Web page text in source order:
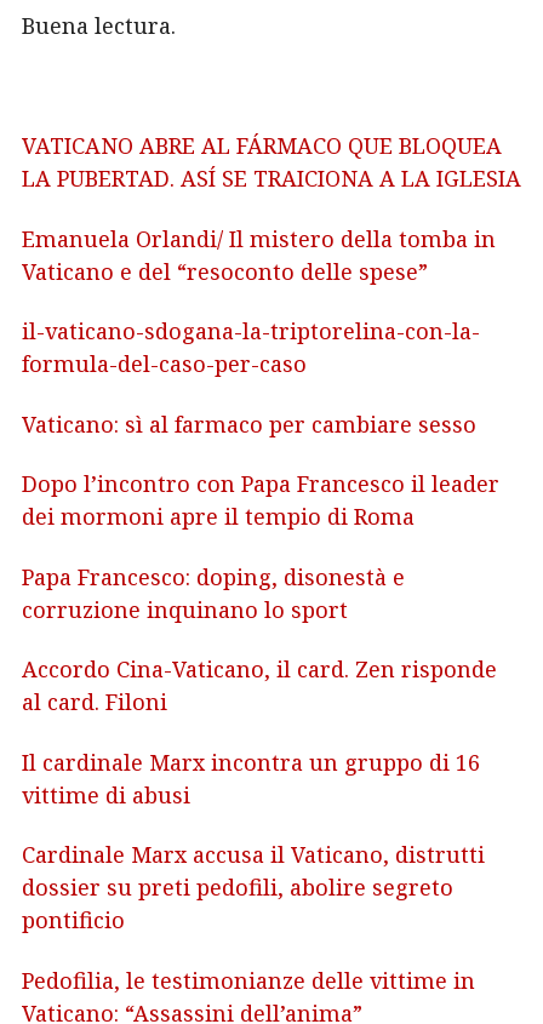
Buena lectura.
VATICANO ABRE AL FÁRMACO QUE BLOQUEA
LA PUBERTAD. ASÍ SE TRAICIONA A LA IGLESIA
Emanuela Orlandi/ Il mistero della tomba in
Vaticano e del “resoconto delle spese”
il-vaticano-sdogana-la-triptorelina-con-la-
formula-del-caso-per-caso
Vaticano: sì al farmaco per cambiare sesso
Dopo l’incontro con Papa Francesco il leader
dei mormoni apre il tempio di Roma
Papa Francesco: doping, disonestà e
corruzione inquinano lo sport
Accordo Cina-Vaticano, il card. Zen risponde
al card. Filoni
Il cardinale Marx incontra un gruppo di 16
vittime di abusi
Cardinale Marx accusa il Vaticano, distrutti
dossier su preti pedofili, abolire segreto
pontificio
Pedofilia, le testimonianze delle vittime in
Vaticano: “Assassini dell’anima”